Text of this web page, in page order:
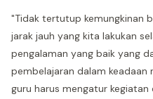
"Tidak tertutup kemungkinan
jarak jauh yang kita lakukan
pengalaman yang baik yang
pembelajaran dalam keadaan
guru harus mengatur